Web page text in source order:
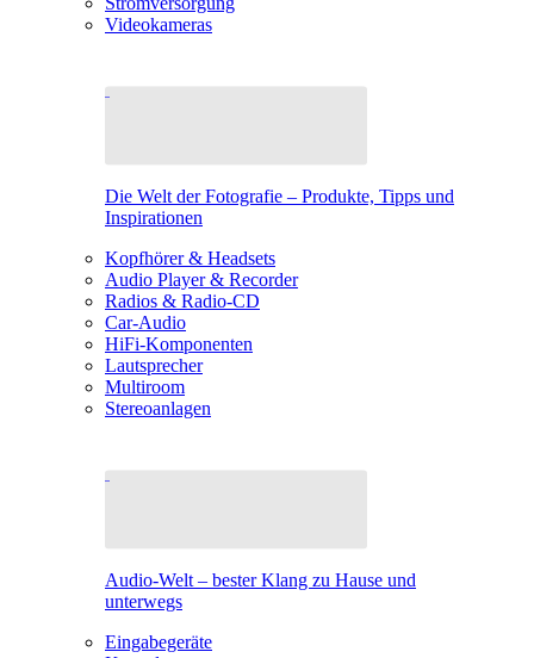
Videokameras
Die Welt der Fotografie – Produkte, Tipps und
Inspirationen
Kopfhörer & Headsets
Audio Player & Recorder
Radios & Radio-CD
Car-Audio
HiFi-Komponenten
Lautsprecher
Multiroom
Stereoanlagen
Audio-Welt – bester Klang zu Hause und
unterwegs
Eingabegeräte